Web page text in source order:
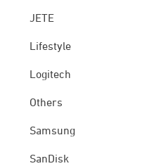
JETE
Lifestyle
Logitech
Others
Samsung
SanDisk